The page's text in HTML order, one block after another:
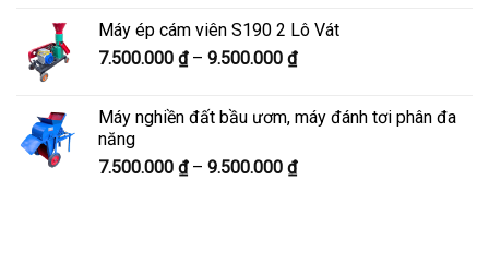
8.300.000 ₫
Máy ép cám viên S190 2 Lô Vát
7.500.000 ₫ – 9.500.000 ₫Khoảng
7.500.000 ₫
9.500.000 ₫
Máy nghiền đất bầu ươm, máy đánh tơi phân đa
năng
7.500.000 ₫ – 9.500.000 ₫Khoảng